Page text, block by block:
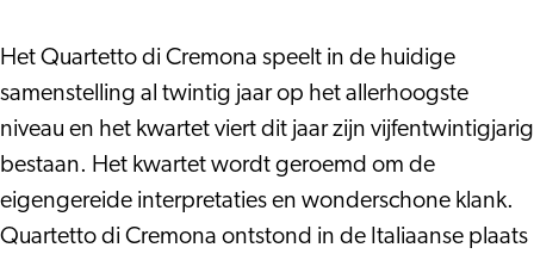
Het Quartetto di Cremona speelt in de huidige
samenstelling al twintig jaar op het allerhoogste
niveau en het kwartet viert dit jaar zijn vijfentwintigjarig
bestaan. Het kwartet wordt geroemd om de
eigengereide interpretaties en wonderschone klank.
Quartetto di Cremona ontstond in de Italiaanse plaats